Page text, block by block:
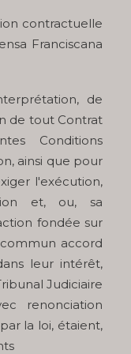
contractuelle
Franciscana
de
de tout Contrat
Conditions
ainsi que pour
l'exécution,
et, ou, sa
fondée sur
accord
leur intérêt,
Judiciaire
renonciation
la loi, étaient,